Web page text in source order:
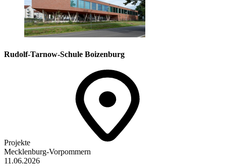
Rudolf-Tarnow-Schule Boizenburg
Projekte
Mecklenburg-Vorpommern
11.06.2026